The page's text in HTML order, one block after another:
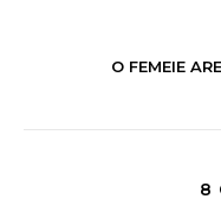
O FEMEIE
8